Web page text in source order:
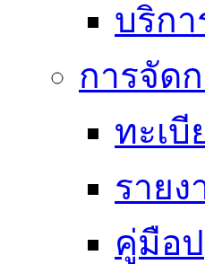
บริก
การจัด
ทะเ
ราย
คู่มือ